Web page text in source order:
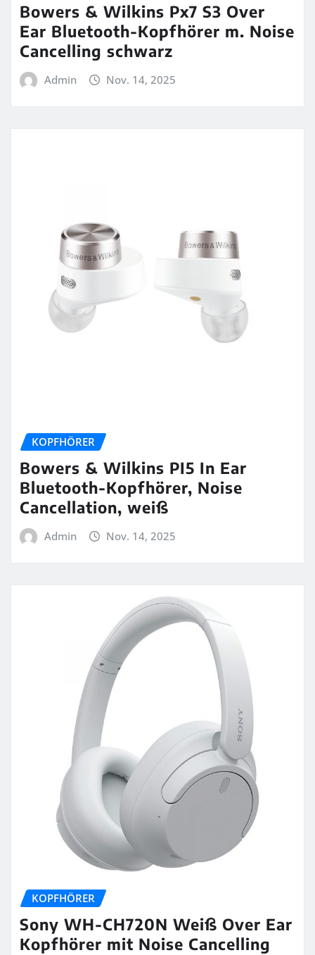
Bowers & Wilkins Px7 S3 Over
Ear Bluetooth-Kopfhörer m. Noise
Cancelling schwarz
Admin Nov. 14, 2025
KOPFHÖRER
Bowers & Wilkins PI5 In Ear
Bluetooth-Kopfhörer, Noise
Cancellation, weiß
Admin Nov. 14, 2025
KOPFHÖRER
Sony WH-CH720N Weiß Over Ear
Kopfhörer mit Noise Cancelling